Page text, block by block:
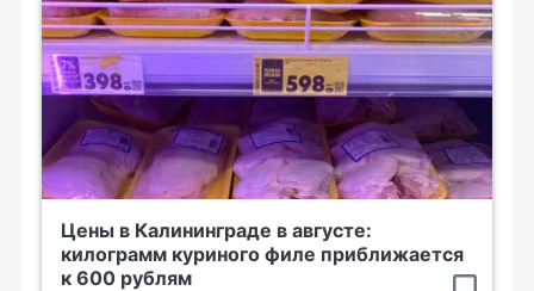
Цены в Калининграде в августе:
килограмм куриного филе приближается
к 600 рублям